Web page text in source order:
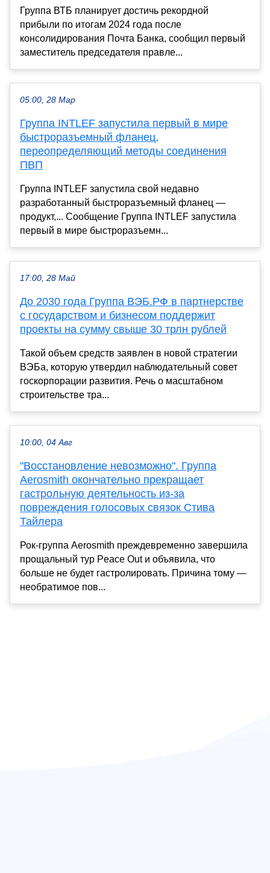
Группа ВТБ планирует достичь рекордной
прибыли по итогам 2024 года после
консолидирования Почта Банка, сообщил первый
заместитель председателя правле...
05:00, 28 Мар
Группа INTLEF запустила первый в мире
быстроразъемный фланец,
переопределяющий методы соединения
ПВП
Группа INTLEF запустила свой недавно
разработанный быстроразъемный фланец —
продукт,... Сообщение Группа INTLEF запустила
первый в мире быстроразъемн...
17:00, 28 Май
До 2030 года Группа ВЭБ.РФ в партнерстве
с государством и бизнесом поддержит
проекты на сумму свыше 30 трлн рублей
Такой объем средств заявлен в новой стратегии
ВЭБа, которую утвердил наблюдательный совет
госкорпорации развития. Речь о масштабном
строительстве тра...
10:00, 04 Авг
"Восстановление невозможно". Группа
Aerosmith окончательно прекращает
гастрольную деятельность из-за
повреждения голосовых связок Стива
Тайлера
Рок-группа Aerosmith преждевременно завершила
прощальный тур Peace Out и объявила, что
больше не будет гастролировать. Причина тому —
необратимое пов...